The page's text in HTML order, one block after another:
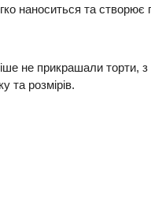
наноситься та
не прикрашали
та розмірів.